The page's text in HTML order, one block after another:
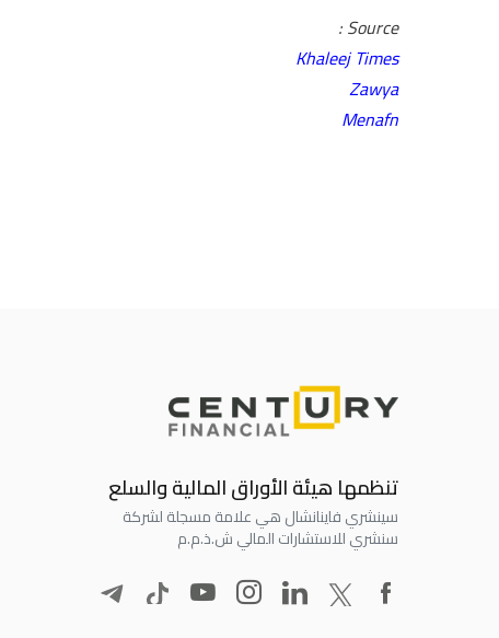
Source :
Khaleej Times
Zawya
Menafn
تنظمها هيئة الأوراق المالية والسلع
سينشري فاينانشال هي علامة مسجلة لشركة
سنشري للاستشارات المالي ش.ذ.م.م